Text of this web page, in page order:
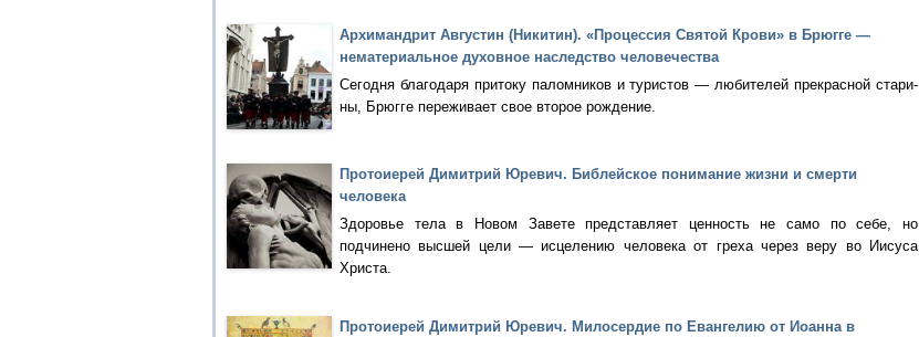
Архимандрит Августин (Никитин). «Процессия Святой Крови» в Брюгге —
нематериальное духовное наследство человечества
Сегодня благодаря притоку паломников и ту­ристов — любителей прекрасной стари­
ны, Брюгге переживает свое второе рождение.
Протоиерей Димитрий Юревич. Библейское понимание жизни и смерти
человека
Здоровье тела в Новом Завете представляет ценность не само по себе, но
подчинено высшей цели — исцелению человека от греха через веру во Иисуса
Христа.
Протоиерей Димитрий Юревич. Милосердие по Евангелию от Иоанна в